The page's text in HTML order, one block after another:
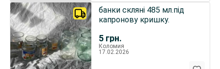
5 грн.
банки скляні 485 мл.під
капронову кришку.
Коломия
17.02.2026